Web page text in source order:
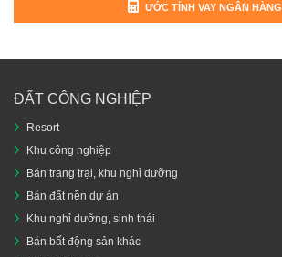
ƯỚC TÍNH VAY NGÂN HÀNG
ĐẤT CÔNG NGHIỆP
Resort
Khu công nghiệp
Bán trang trại, khu nghỉ dưỡng
Bán đất nền dự án
Khu nghỉ dưỡng, sinh thái
Bán bất động sản khác